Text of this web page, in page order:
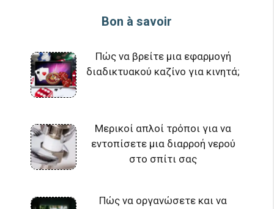
Bon à savoir
Πώς να βρείτε μια εφαρμογή
διαδικτυακού καζίνο για κινητά;
Μερικοί απλοί τρόποι για να
εντοπίσετε μια διαρροή νερού
στο σπίτι σας
Πώς να οργανώσετε και να